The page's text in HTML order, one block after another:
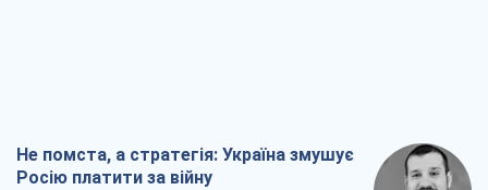
Не помста, а стратегія: Україна змушує
Росію платити за війну